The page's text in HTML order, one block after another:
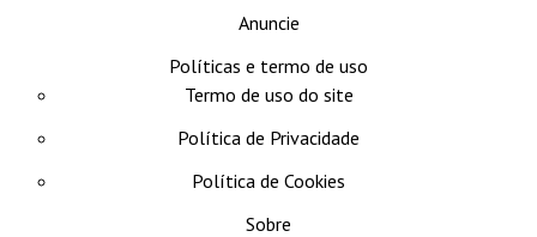
Anuncie
Políticas e termo de uso
Termo de uso do site
Política de Privacidade
Política de Cookies
Sobre